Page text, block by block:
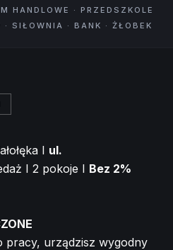
HANDLOWE · PRZEDSZKOLE
· SIŁOWNIA · BANK · ŻŁOBEK
I ul.
I 2 pokoje I Bez 2%
pracy, urządzisz wygodny